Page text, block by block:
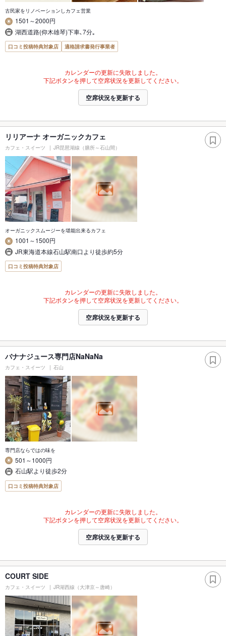
古民家をリノベーションしカフェ営業
1501～2000円
湖西道路(仰木雄琴)下車､7分｡
口コミ投稿特典対象店 適格請求書発行事業者
カレンダーの更新に失敗しました。
下記ボタンを押して空席状況を更新してください。
空席状況を更新する
リリアーナ オーガニックカフェ
カフェ・スイーツ JR琵琶湖線（膳所～石山間）
オーガニックスムージーを堪能出来るカフェ
1001～1500円
JR東海道本線石山駅南口より徒歩約5分
口コミ投稿特典対象店
カレンダーの更新に失敗しました。
下記ボタンを押して空席状況を更新してください。
空席状況を更新する
バナナジュース専門店NaNaNa
カフェ・スイーツ 石山
専門店ならではの味を
501～1000円
石山駅より徒歩2分
口コミ投稿特典対象店
カレンダーの更新に失敗しました。
下記ボタンを押して空席状況を更新してください。
空席状況を更新する
COURT SIDE
カフェ・スイーツ JR湖西線（大津京～唐崎）